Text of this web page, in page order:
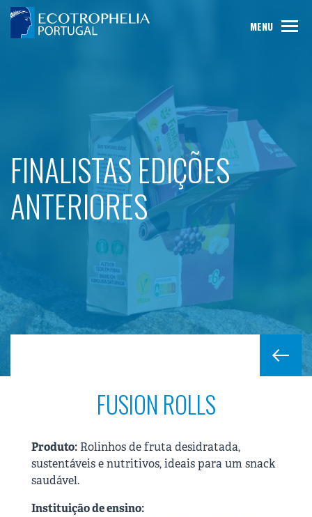
MENU
FINALISTAS EDIÇÕES
ANTERIORES
FUSION ROLLS
Produto: Rolinhos de fruta desidratada,
sustentáveis e nutritivos, ideais para um snack
saudável.
Instituição de ensino: